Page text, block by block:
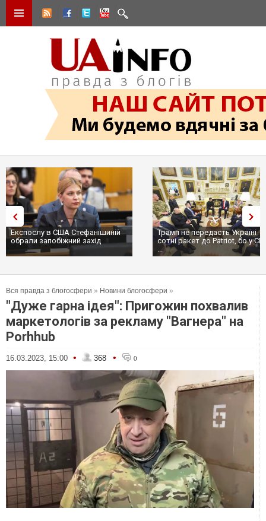
Експослу в США Стефанішиній
обрали запобіжний захід
Трамп не передасть Україні
сотні ракет до Patriot, бо у
...
Вся правда з блогосфери » Новини блогосфери »
"Дуже гарна ідея": Пригожин похвалив
маркетологів за рекламу "Вагнера" на
Porhhub
16.03.2023, 15:00 • 368 • 0